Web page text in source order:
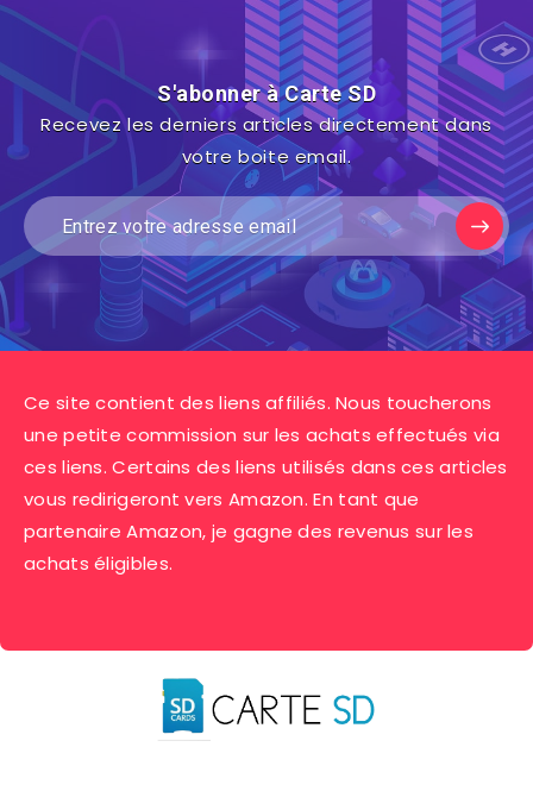
S'abonner à Carte SD
Recevez les derniers articles directement dans
votre boite email.
Ce site contient des liens affiliés. Nous toucherons
une petite commission sur les achats effectués via
ces liens. Certains des liens utilisés dans ces articles
vous redirigeront vers Amazon. En tant que
partenaire Amazon, je gagne des revenus sur les
achats éligibles.